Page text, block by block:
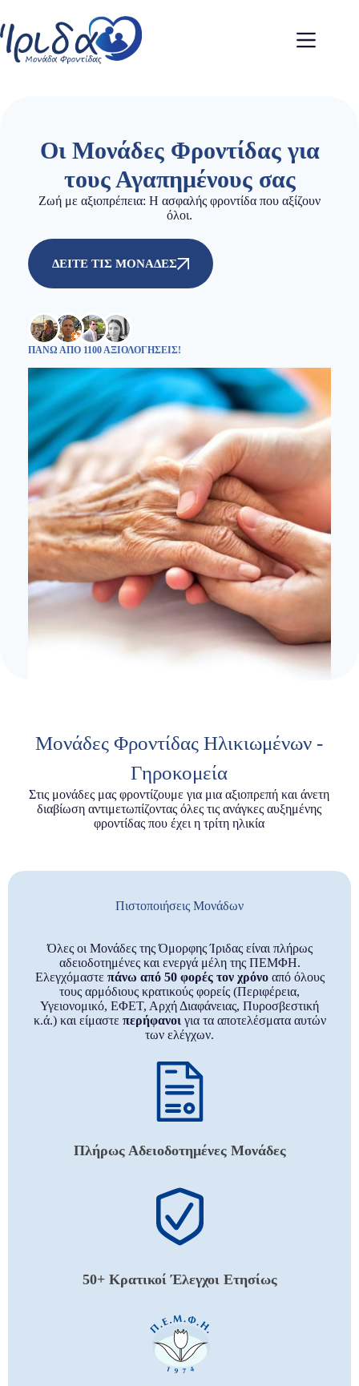
Οι Μονάδες Φροντίδας για
τους Αγαπημένους σας
Ζωή με αξιοπρέπεια: Η ασφαλής φροντίδα που αξίζουν
όλοι.
ΔΕΙΤΕ ΤΙΣ ΜΟΝΑΔΕΣ
ΠΆΝΩ ΑΠΌ 1100 ΑΞΙΟΛΟΓΉΣΕΙΣ!
Μονάδες Φροντίδας Ηλικιωμένων -
Γηροκομεία
Στις μονάδες μας φροντίζουμε για μια αξιοπρεπή και άνετη
διαβίωση αντιμετωπίζοντας όλες τις ανάγκες αυξημένης
φροντίδας που έχει η τρίτη ηλικία
Πιστοποιήσεις Μονάδων
Όλες οι Μονάδες της Όμορφης Ίριδας είναι πλήρως
αδειοδοτημένες και ενεργά μέλη της ΠΕΜΦΗ.
Ελεγχόμαστε πάνω από 50 φορές τον χρόνοαπό όλους
τους αρμόδιους κρατικούς φορείς (Περιφέρεια,
Υγειονομικό, ΕΦΕΤ, Αρχή Διαφάνειας, Πυροσβεστική
κ.ά.) και είμαστε περήφανοι για τα αποτελέσματα αυτών
των ελέγχων.
Πλήρως Αδειοδοτημένες Μονάδες
50+ Κρατικοί Έλεγχοι Ετησίως